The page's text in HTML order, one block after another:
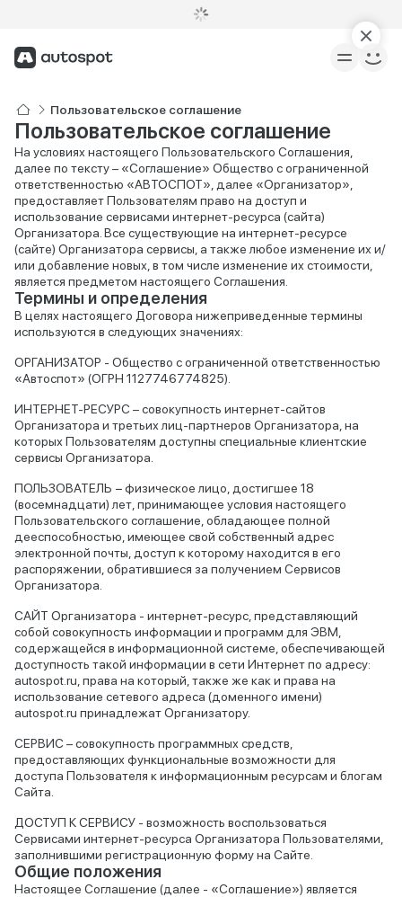
Пользовательское соглашение
Пользовательское соглашение
На условиях настоящего Пользовательского Соглашения,
далее по тексту – «Соглашение» Общество с ограниченной
ответственностью «АВТОСПОТ», далее «Организатор»,
предоставляет Пользователям право на доступ и
использование сервисами интернет-ресурса (сайта)
Организатора. Все существующие на интернет-ресурсе
(сайте) Организатора сервисы, а также любое изменение их и/
или добавление новых, в том числе изменение их стоимости,
является предметом настоящего Соглашения.
Термины и определения
В целях настоящего Договора нижеприведенные термины
используются в следующих значениях:
ОРГАНИЗАТОР - Общество с ограниченной ответственностью
«Автоспот» (ОГРН 1127746774825).
ИНТЕРНЕТ-РЕСУРС – совокупность интернет-сайтов
Организатора и третьих лиц-партнеров Организатора, на
которых Пользователям доступны специальные клиентские
сервисы Организатора.
ПОЛЬЗОВАТЕЛЬ − физическое лицо, достигшее 18
(восемнадцати) лет, принимающее условия настоящего
Пользовательского соглашение, обладающее полной
дееспособностью, имеющее свой собственный адрес
электронной почты, доступ к которому находится в его
распоряжении, обратившиеся за получением Сервисов
Организатора.
CАЙТ Организатора - интернет-ресурс, представляющий
собой совокупность информации и программ для ЭВМ,
содержащейся в информационной системе, обеспечивающей
доступность такой информации в сети Интернет по адресу:
autospot.ru, права на который, также же как и права на
использование сетевого адреса (доменного имени)
autospot.ru принадлежат Организатору.
СЕРВИС – совокупность программных средств,
предоставляющих функциональные возможности для
доступа Пользователя к информационным ресурсам и блогам
Сайта.
ДОСТУП К СЕРВИСУ - возможность воспользоваться
Сервисами интернет-ресурса Организатора Пользователями,
заполнившими регистрационную форму на Сайте.
Общие положения
Настоящее Соглашение (далее - «Соглашение») является